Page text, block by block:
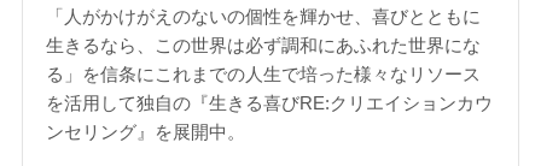
「人がかけがえのないの個性を輝かせ、喜びとともに
生きるなら、この世界は必ず調和にあふれた世界にな
る」を信条にこれまでの人生で培った様々なリソース
を活用して独自の『生きる喜びRE:クリエイションカウ
ンセリング』を展開中。